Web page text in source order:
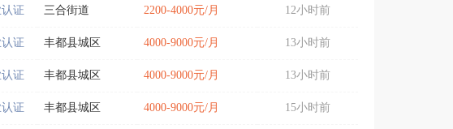
证 三合街道 2200-4000元/月 12小时前
证 丰都县城区 4000-9000元/月 13小时前
证 丰都县城区 4000-9000元/月 13小时前
证 丰都县城区 4000-9000元/月 15小时前